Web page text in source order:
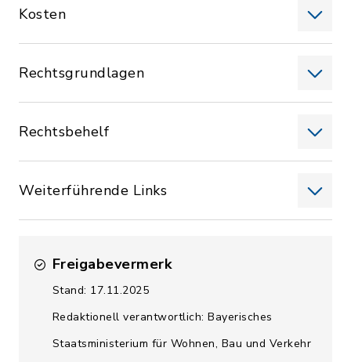
Kosten
Rechtsgrundlagen
Rechtsbehelf
Weiterführende Links
Freigabevermerk
Stand: 17.11.2025
Redaktionell verantwortlich: Bayerisches
Staatsministerium für Wohnen, Bau und Verkehr